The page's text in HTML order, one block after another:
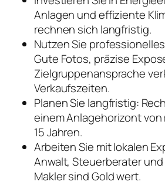
Anlagen und effiziente
rechnen sich langfristig.
Nutzen Sie
Gute Fotos, präzise
Zielgruppenansprache
Verkaufszeiten.
Planen Sie langfristig:
einem Anlagehorizont
15 Jahren.
Arbeiten Sie mit lokalen
Anwalt, Steuerberater
Makler sind Gold wert.